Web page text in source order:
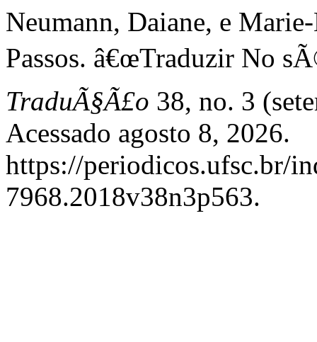
Neumann, Daiane, e
Passos. â€œTraduzir No
TraduÃ§Ã£o 38, no. 3
Acessado agosto 8, 2026.
https://periodicos.ufsc.br/
7968.2018v38n3p563.